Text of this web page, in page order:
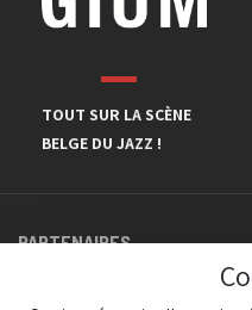
TOUT SUR LA SCÈNE
BELGE DU JAZZ !
PARTENAIRES